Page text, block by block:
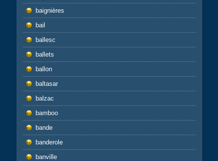
baignières
bail
ballesc
ballets
ballon
baltasar
balzac
bamboo
bande
banderole
banville